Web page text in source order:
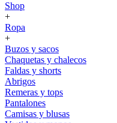
Shop
+
Ropa
+
Buzos y sacos
Chaquetas y chalecos
Faldas y shorts
Abrigos
Remeras y tops
Pantalones
Camisas y blusas